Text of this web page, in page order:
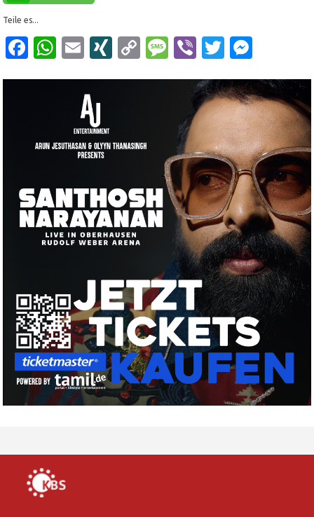
Teile es...
Facebook
WhatsApp
EmailXINGCopyMessage
ViberTwitter